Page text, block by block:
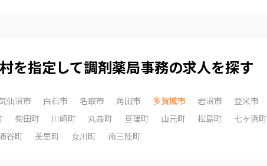
を指定して調剤薬局事務の求人を探す
仙沼市 白石市 名取市 角田市 多賀城市 岩沼市 登米市
柴田町 川崎町 丸森町 亘理町 山元町 松島町 七ヶ浜町
谷町 美里町 女川町 南三陸町